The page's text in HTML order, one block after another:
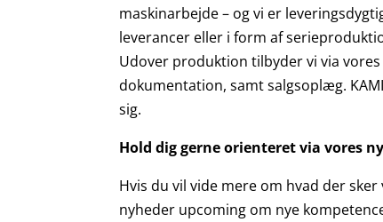
maskinarbejde – og vi er
leverancer eller i form af
Udover produktion tilbyder vi via
dokumentation, samt salgsoplæg.
sig.
Hold dig gerne orienteret via vores
Hvis du vil vide mere om hvad der
nyheder upcoming om nye